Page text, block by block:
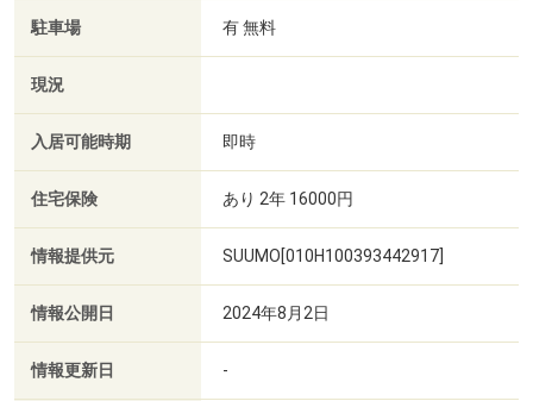
駐車場 有 無料
現況
入居可能時期 即時
住宅保険 あり 2年 16000円
情報提供元 SUUMO[010H100393442917]
情報公開日 2024年8月2日
情報更新日 -